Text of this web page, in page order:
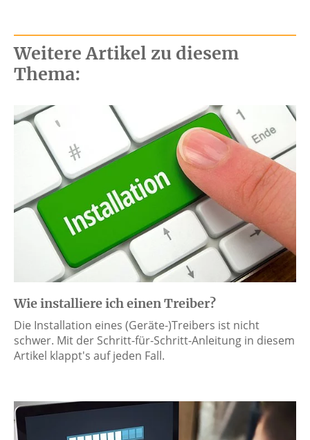
Weitere Artikel zu diesem
Thema:
Wie installiere ich einen Treiber?
Die Installation eines (Geräte-)Treibers ist nicht
schwer. Mit der Schritt-für-Schritt-Anleitung in diesem
Artikel klappt's auf jeden Fall.